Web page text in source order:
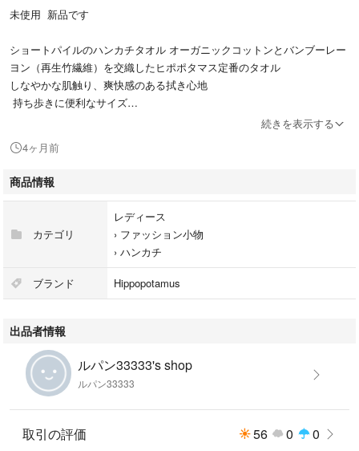
未使用 新品です
ショートパイルのハンカチタオル オーガニックコットンとバンブーレー
ヨン（再生竹繊維）を交織したヒポポタマス定番のタオル
しなやかな肌触り、爽快感のある拭き心地
持ち歩きに便利なサイズ
四つ角は、職人の手作業で丁寧に縫製しているので型崩れしづらいのが
サイズ チーフタオル：横 25cm 縦 25cm ギフトボックス：横 14cm 縦 14
cm 高さ 3cm
※箱が不要でタオルのみをご希望の場合、簡易包装でお送りします。
その場合200円お値引きしますので、
一度コメントにてご連絡ください。
【現在箱無しの価格にて表示しています。】
続きを表示する
4ヶ月前
商品情報
カテゴリ
レディース
› ファッション小物
› ハンカチ
ブランド Hippopotamus
出品者情報
ルパン33333's shop
ルパン33333
取引の評価 56 0 0